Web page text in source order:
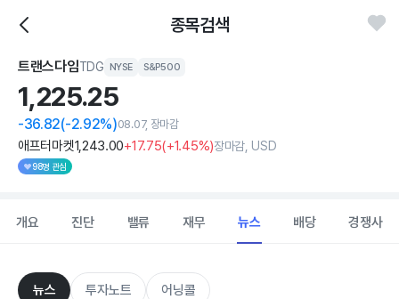
종목검색
트랜스다임TDG NYSE S&P500
1,225.25
-36.82(-2.92%)08.07, 장마감
애프터마켓1,243.00+17.75(+1.45%)장마감, USD
98명 관심
개요 진단 밸류 재무 뉴스 배당 경쟁사
뉴스 투자노트 어닝콜